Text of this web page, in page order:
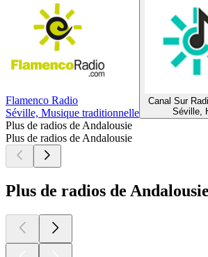
Flamenco Radio
Séville, Musique traditionnelle
Canal Sur
Séville,
Plus de radios de Andalousie
Plus de radios de Andalousie
Plus de radios de Andalousie